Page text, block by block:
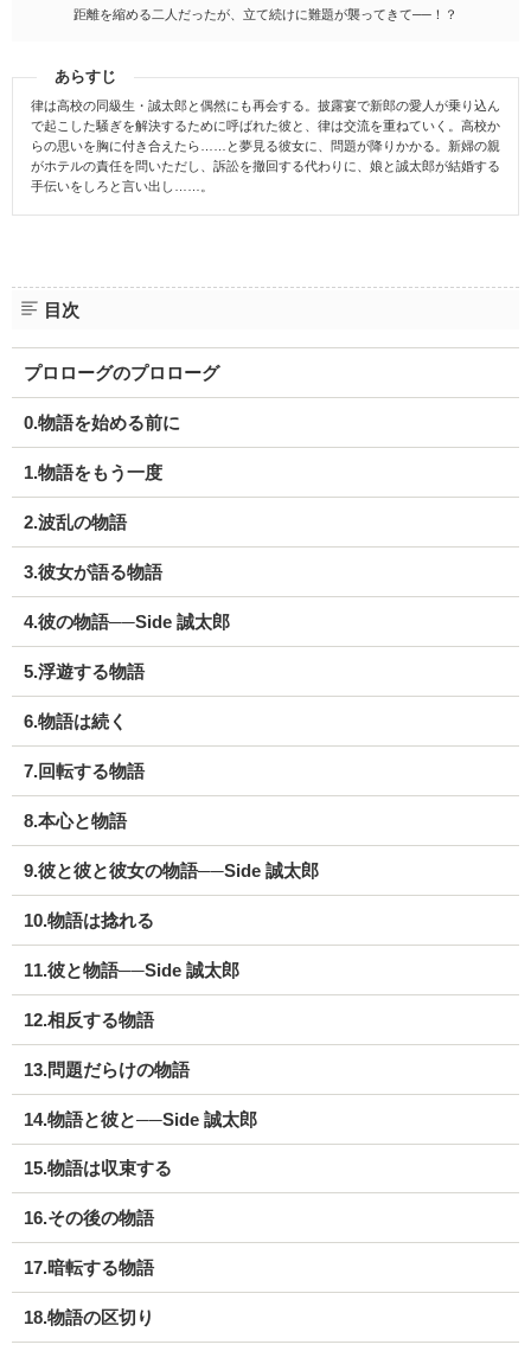
距離を縮める二人だったが、立て続けに難題が襲ってきて──！？
あらすじ
律は高校の同級生・誠太郎と偶然にも再会する。披露宴で新郎の愛人が乗り込ん
で起こした騒ぎを解決するために呼ばれた彼と、律は交流を重ねていく。高校か
らの思いを胸に付き合えたら……と夢見る彼女に、問題が降りかかる。新婦の親
がホテルの責任を問いただし、訴訟を撤回する代わりに、娘と誠太郎が結婚する
手伝いをしろと言い出し……。
目次
プロローグのプロローグ
0.物語を始める前に
1.物語をもう一度
2.波乱の物語
3.彼女が語る物語
4.彼の物語──Side 誠太郎
5.浮遊する物語
6.物語は続く
7.回転する物語
8.本心と物語
9.彼と彼と彼女の物語──Side 誠太郎
10.物語は捻れる
11.彼と物語──Side 誠太郎
12.相反する物語
13.問題だらけの物語
14.物語と彼と──Side 誠太郎
15.物語は収束する
16.その後の物語
17.暗転する物語
18.物語の区切り